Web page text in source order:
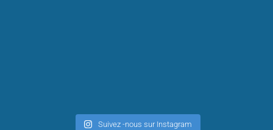
Suivez -nous sur Instagram